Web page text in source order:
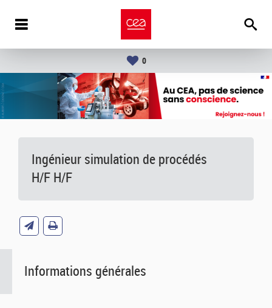
0
Ingénieur simulation de procédés
H/F H/F
Informations générales